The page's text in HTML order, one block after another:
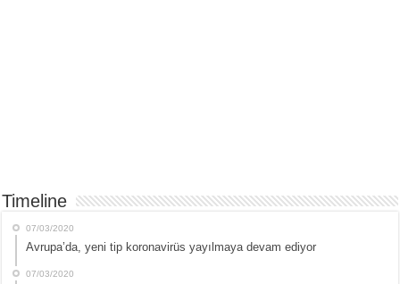
Timeline
07/03/2020
Avrupa’da, yeni tip koronavirüs yayılmaya devam ediyor
07/03/2020